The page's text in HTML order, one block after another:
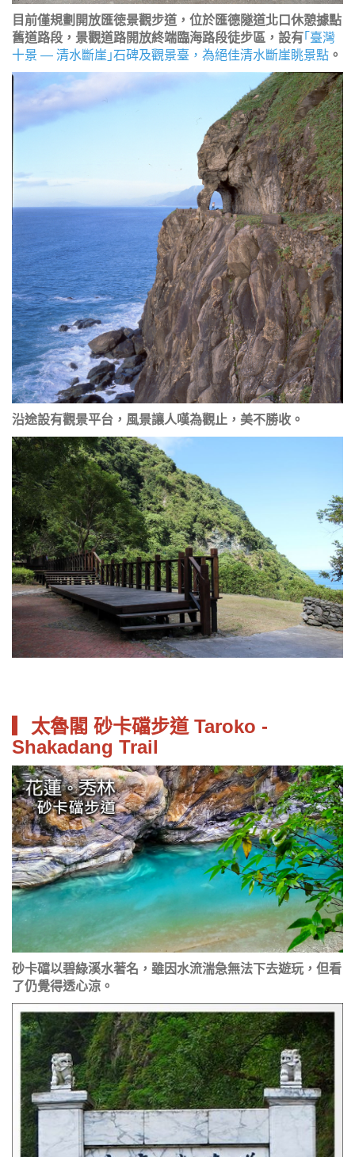
目前僅規劃開放匯徳景觀步道，位於匯德隧道北口休憩據點
舊道路段，景觀道路開放終端臨海路段徒步區，設有｢臺灣
十景 — 清水斷崖｣石碑及觀景臺，為絕佳清水斷崖眺景點 。
沿途設有觀景平台，風景讓人嘆為觀止，美不勝收。
▎太魯閣 砂卡礑步道 Taroko -
Shakadang Trail
砂卡礑以碧綠溪水著名，雖因水流湍急無法下去遊玩，但看
了仍覺得透心涼。